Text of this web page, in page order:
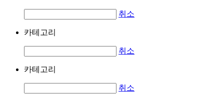
취소
카테고리
취소
카테고리
취소